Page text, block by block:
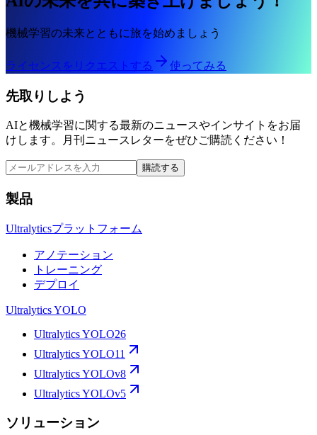
機械学習の未来とともに旅を始めましょう
ライセンスをリクエストする 使ってみる
先取りしよう
AIと機械学習に関する最新のニュースやインサイトをお届
けします。月刊ニュースレターをぜひご購読ください！
購読する
製品
Ultralyticsプラットフォーム
アノテーション
トレーニング
デプロイ
Ultralytics YOLO
Ultralytics YOLO26
Ultralytics YOLO11
Ultralytics YOLOv8
Ultralytics YOLOv5
ソリューション